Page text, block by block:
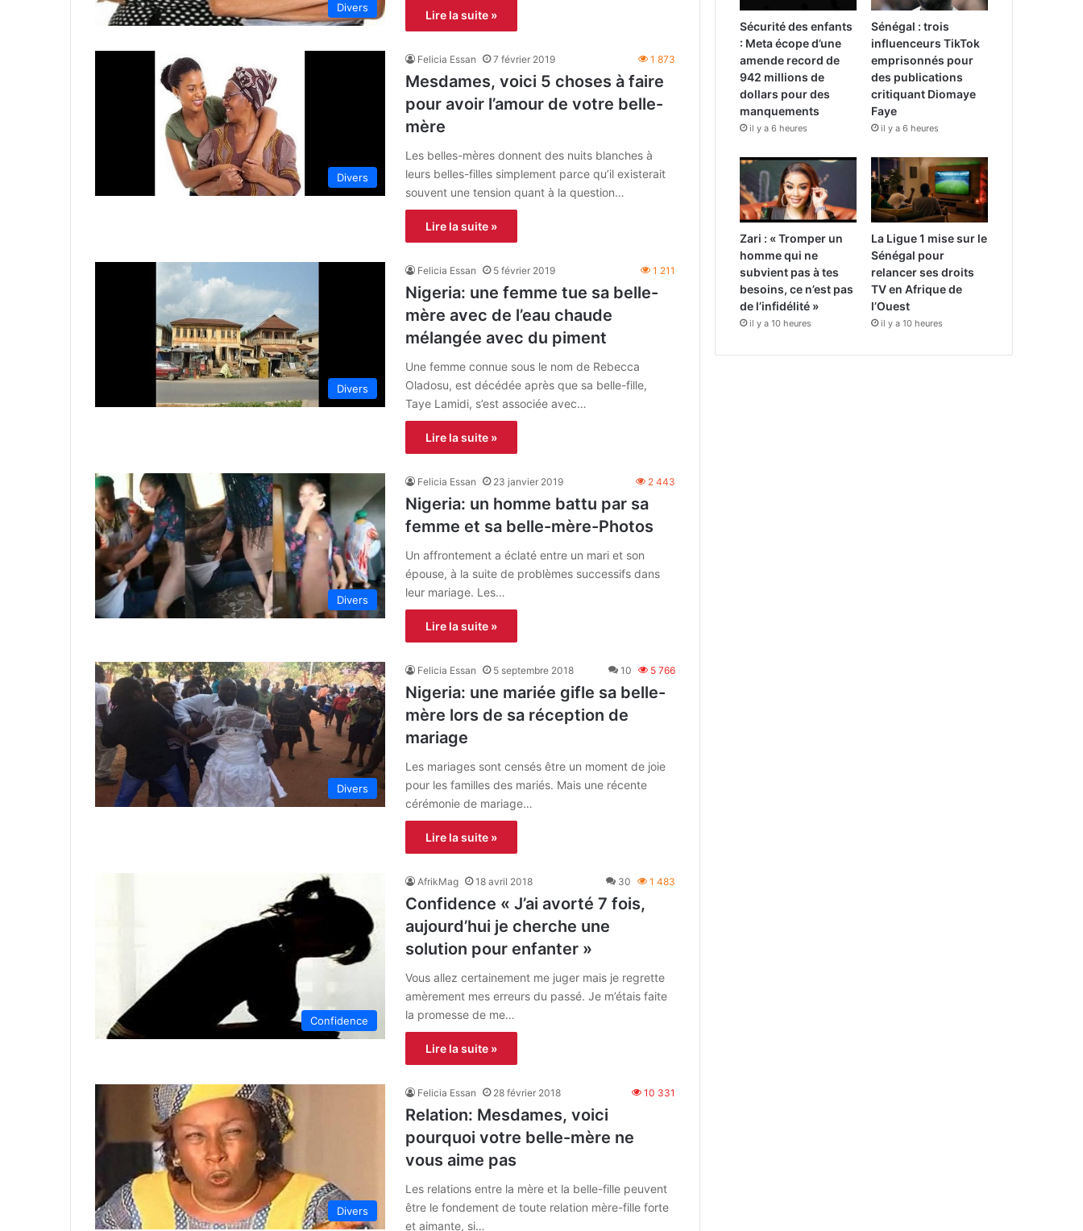
Divers
Lire la suite »
Divers
Felicia Essan 7 février 2019 1 873
Mesdames, voici 5 choses à faire
pour avoir l’amour de votre belle-
mère
Les belles-mères donnent des nuits blanches à
leurs belles-filles simplement parce qu’il existerait
souvent une tension quant à la question…
Lire la suite »
Divers
Felicia Essan 5 février 2019 1 211
Nigeria: une femme tue sa belle-
mère avec de l’eau chaude
mélangée avec du piment
Une femme connue sous le nom de Rebecca
Oladosu, est décédée après que sa belle-fille,
Taye Lamidi, s’est associée avec…
Lire la suite »
Divers
Felicia Essan 23 janvier 2019 2 443
Nigeria: un homme battu par sa
femme et sa belle-mère-Photos
Un affrontement a éclaté entre un mari et son
épouse, à la suite de problèmes successifs dans
leur mariage. Les…
Lire la suite »
Divers
Felicia Essan 5 septembre 2018 10 5 766
Nigeria: une mariée gifle sa belle-
mère lors de sa réception de
mariage
Les mariages sont censés être un moment de joie
pour les familles des mariés. Mais une récente
cérémonie de mariage…
Lire la suite »
Confidence
AfrikMag 18 avril 2018 30 1 483
Confidence « J’ai avorté 7 fois,
aujourd’hui je cherche une
solution pour enfanter »
Vous allez certainement me juger mais je regrette
amèrement mes erreurs du passé. Je m’étais faite
la promesse de me…
Lire la suite »
Divers
Felicia Essan 28 février 2018 10 331
Relation: Mesdames, voici
pourquoi votre belle-mère ne
vous aime pas
Les relations entre la mère et la belle-fille peuvent
être le fondement de toute relation mère-fille forte
et aimante, si…
Sécurité des enfants
: Meta écope d’une
amende record de
942 millions de
dollars pour des
manquements
il y a 6 heures
Sénégal : trois
influenceurs TikTok
emprisonnés pour
des publications
critiquant Diomaye
Faye
il y a 6 heures
Zari : « Tromper un
homme qui ne
subvient pas à tes
besoins, ce n’est pas
de l’infidélité »
il y a 10 heures
La Ligue 1 mise sur le
Sénégal pour
relancer ses droits
TV en Afrique de
l’Ouest
il y a 10 heures